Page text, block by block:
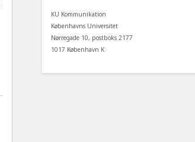
KU Kommunikation
Københavns Universitet
Nørregade 10, postboks 2177
1017 København K